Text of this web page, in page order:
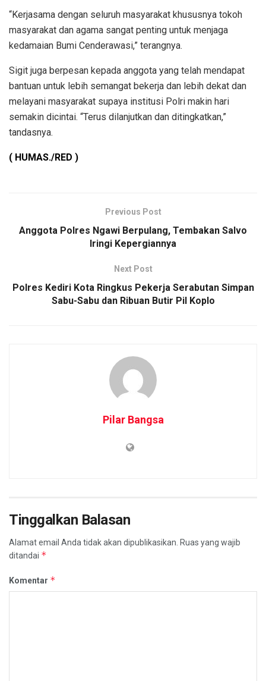
“Kerjasama dengan seluruh masyarakat khususnya tokoh
masyarakat dan agama sangat penting untuk menjaga
kedamaian Bumi Cenderawasi,” terangnya.
Sigit juga berpesan kepada anggota yang telah mendapat
bantuan untuk lebih semangat bekerja dan lebih dekat dan
melayani masyarakat supaya institusi Polri makin hari
semakin dicintai. “Terus dilanjutkan dan ditingkatkan,”
tandasnya.
( HUMAS./RED )
Previous Post
Anggota Polres Ngawi Berpulang, Tembakan Salvo
Iringi Kepergiannya
Next Post
Polres Kediri Kota Ringkus Pekerja Serabutan Simpan
Sabu-Sabu dan Ribuan Butir Pil Koplo
Pilar Bangsa
Tinggalkan Balasan
Alamat email Anda tidak akan dipublikasikan. Ruas yang wajib
ditandai *
Komentar *